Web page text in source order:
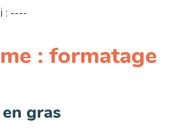
: ----
: formatage
gras